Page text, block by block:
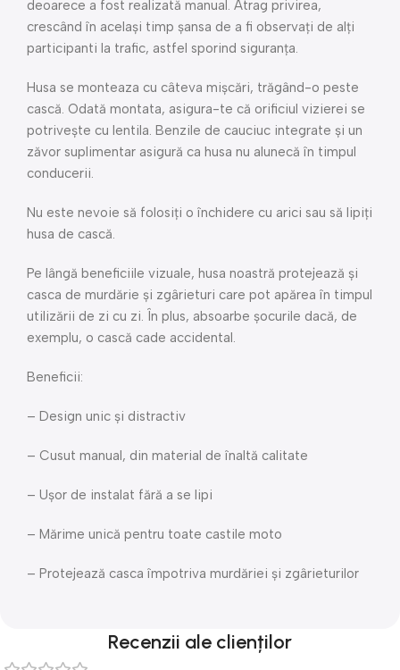
deoarece a fost realizată manual. Atrag privirea,
crescând în același timp șansa de a fi observați de alți
participanti la trafic, astfel sporind siguranța.
Husa se monteaza cu câteva mișcări, trăgând-o peste
cască. Odată montata, asigura-te că orificiul vizierei se
potrivește cu lentila. Benzile de cauciuc integrate și un
zăvor suplimentar asigură ca husa nu alunecă în timpul
conducerii.
Nu este nevoie să folosiți o închidere cu arici sau să lipiți
husa de cască.
Pe lângă beneficiile vizuale, husa noastră protejează și
casca de murdărie și zgârieturi care pot apărea în timpul
utilizării de zi cu zi. În plus, absoarbe șocurile dacă, de
exemplu, o cască cade accidental.
Beneficii:
– Design unic și distractiv
– Cusut manual, din material de înaltă calitate
– Ușor de instalat fără a se lipi
– Mărime unică pentru toate castile moto
– Protejează casca împotriva murdăriei și zgârieturilor
Recenzii ale clienților